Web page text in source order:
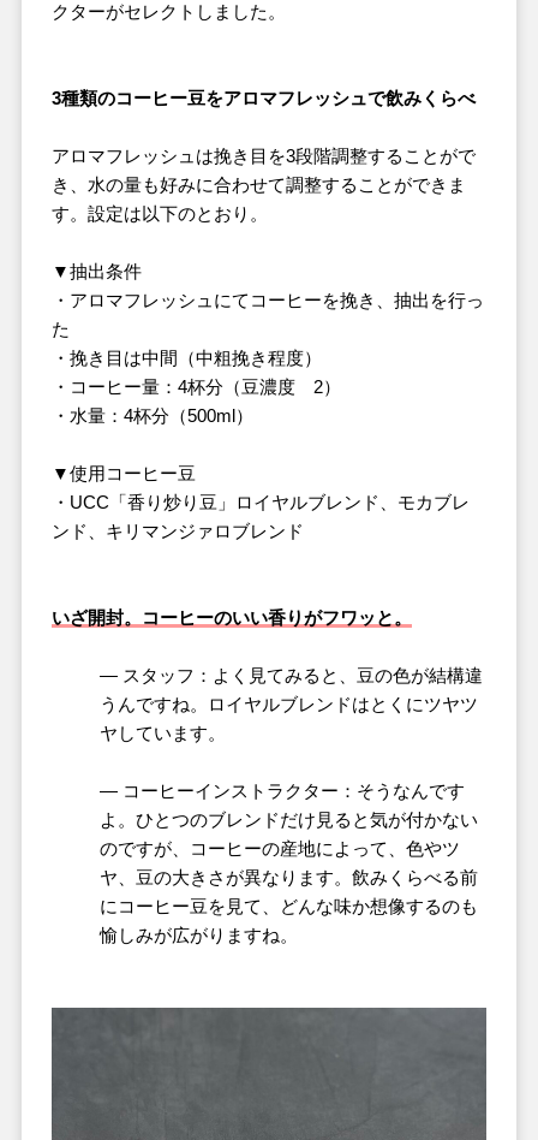
クターがセレクトしました。
3種類のコーヒー豆をアロマフレッシュで飲みくらべ
アロマフレッシュ は挽き目を3段階調整することがで
き、水の量も好みに合わせて調整することができま
す。設定は以下のとおり。
▼抽出条件
・アロマフレッシュにてコーヒーを挽き、抽出を行っ
た
・挽き目は中間（中粗挽き程度）
・コーヒー量：4杯分（豆濃度 2）
・水量：4杯分（500ml）
▼使用コーヒー豆
・UCC「香り炒り豆」ロイヤルブレンド、モカブレ
ンド、キリマンジァロブレンド
いざ開封。 コーヒーのいい香りがフワッと。
― スタッフ：よく見てみると、豆の色が結構違
うんですね。ロイヤルブレンドはとくにツヤツ
ヤしています。
― コーヒーインストラクター：そうなんです
よ。ひとつのブレンドだけ見ると気が付かない
のですが、コーヒーの産地によって、色やツ
ヤ、豆の大きさが異なります。飲みくらべる前
にコーヒー豆を見て、どんな味か想像するのも
愉しみが広がりますね。